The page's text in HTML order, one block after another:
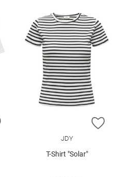
ZUR WUNSCHLISTE HINZUFÜGEN
ZUR
JDY
T-Shirt "Solar"